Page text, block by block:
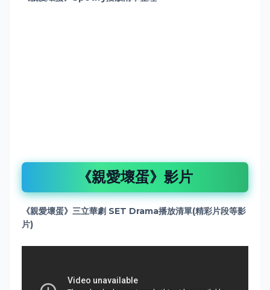
《親愛壞蛋》影片
《親愛壞蛋》三立華劇 SET Drama播放清單(精彩片段等影
片)